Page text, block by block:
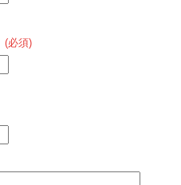
(必須)